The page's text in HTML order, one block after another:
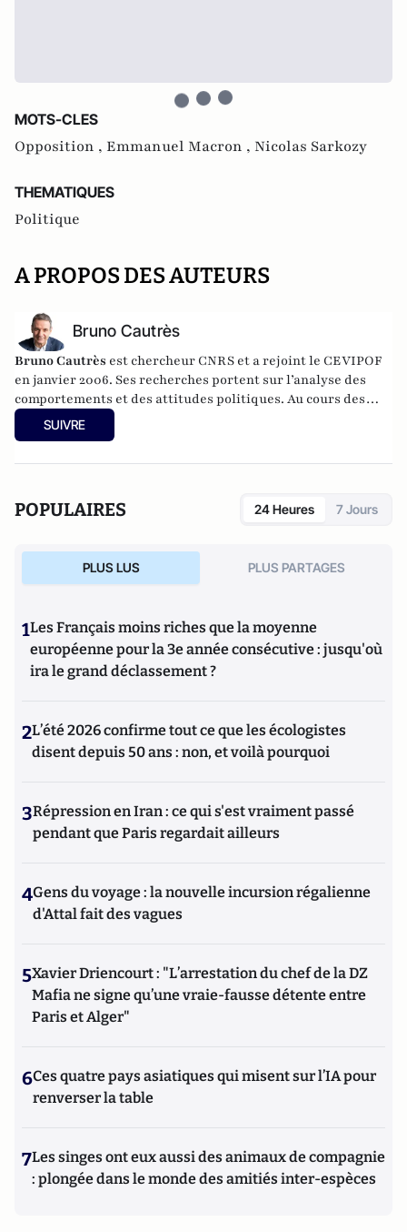
MOTS-CLES
Opposition , Emmanuel Macron , Nicolas Sarkozy
THEMATIQUES
Politique
A PROPOS DES AUTEURS
Bruno Cautrès
Bruno Cautrès est chercheur CNRS et a rejoint le CEVIPOF
en janvier 2006. Ses recherches portent sur l’analyse des
comportements et des attitudes politiques. Au cours des
années récentes, il a participé à différentes recherches
françaises ou européennes portant sur la participation
européenne dans les électorats et les opinions publiques. Il
(toujours) l'Europe ?(éditions de La Documentation
Française, 2014) etHistoire d’une révolution électorale
(2015-2018)avec Anne Muxel (Classiques Garnier, 2019).
SUIVRE
POPULAIRES 24 Heures 7 Jours
PLUS LUS PLUS PARTAGES
1Les Français moins riches que la moyenne
européenne pour la 3e année consécutive : jusqu'où
ira le grand déclassement ?
2L’été 2026 confirme tout ce que les écologistes
disent depuis 50 ans : non, et voilà pourquoi
3Répression en Iran : ce qui s'est vraiment passé
pendant que Paris regardait ailleurs
4Gens du voyage : la nouvelle incursion régalienne
d'Attal fait des vagues
5Xavier Driencourt : "L’arrestation du chef de la DZ
Mafia ne signe qu’une vraie-fausse détente entre
Paris et Alger"
6Ces quatre pays asiatiques qui misent sur l’IA pour
renverser la table
7Les singes ont eux aussi des animaux de compagnie
: plongée dans le monde des amitiés inter-espèces